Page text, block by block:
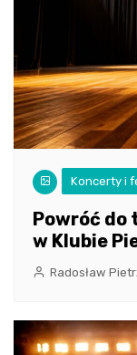
Koncerty i
Powróć do
w Klubie
Radosław